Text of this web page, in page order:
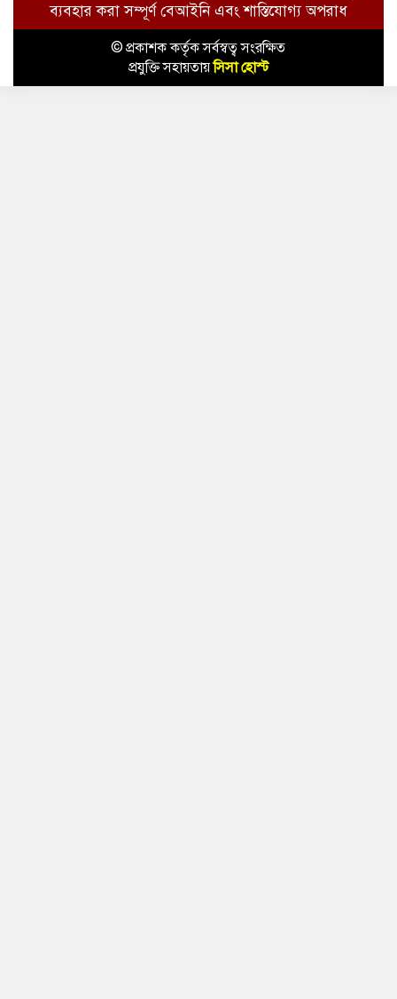
ব্যবহার করা সম্পূর্ণ বেআইনি এবং শাস্তিযোগ্য অপরাধ
© প্রকাশক কর্তৃক সর্বস্বত্ব সংরক্ষিত
প্রযুক্তি সহায়তায়সিসা হোস্ট